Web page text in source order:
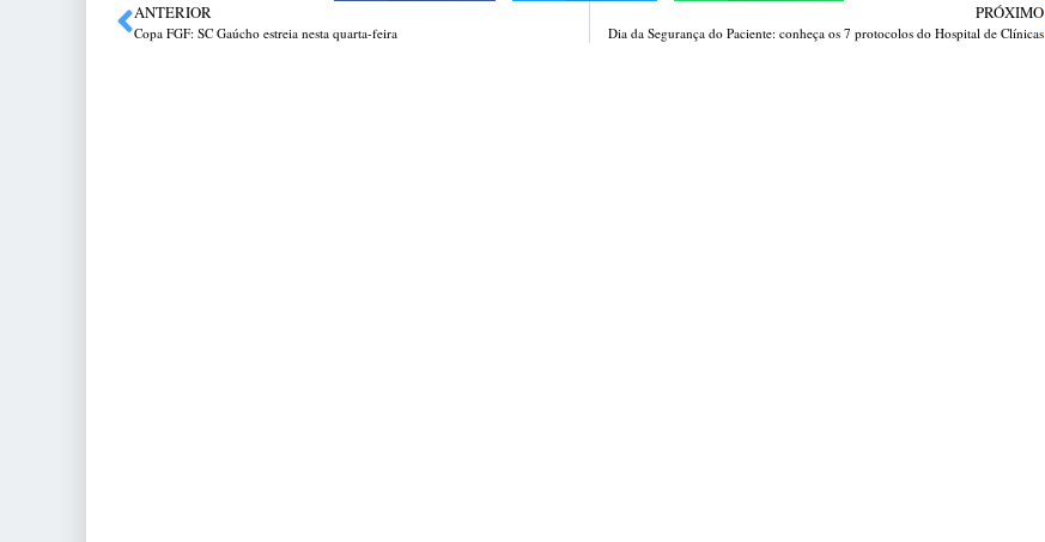
ANTERIOR
Copa FGF: SC Gaúcho estreia nesta quarta-feira
PRÓXIMO
Dia da Segurança do Paciente: conheça os 7 protocolos do Hospital de Clínicas